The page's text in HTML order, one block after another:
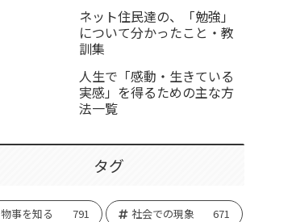
ネット住民達の、「勉強」
について分かったこと・教
訓集
人生で「感動・生きている
実感」を得るための主な方
法一覧
タグ
物事を知る 791 社会での現象
671